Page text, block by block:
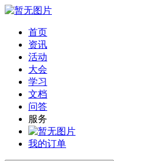
首页
资讯
活动
大会
学习
文档
问答
服务
我的订单